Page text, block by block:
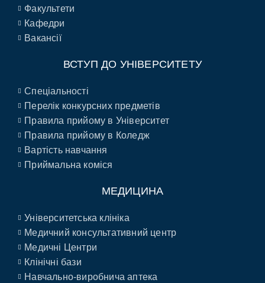
Факультети
Кафедри
Вакансії
ВСТУП ДО УНІВЕРСИТЕТУ
Спеціальності
Перелік конкурсних предметів
Правила прийому в Університет
Правила прийому в Коледж
Вартість навчання
Приймальна коміся
МЕДИЦИНА
Університетська клініка
Медичний консультативний центр
Медичні Центри
Клінічні бази
Навчально-виробнича аптека